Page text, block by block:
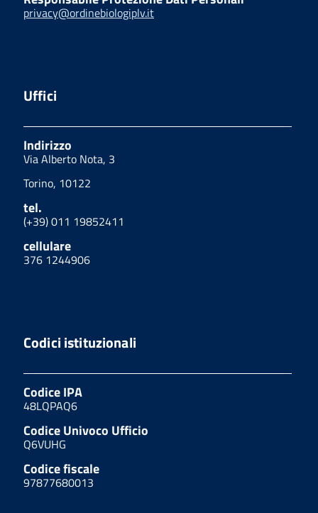
privacy@ordinebiologiplv.it
Uffici
Indirizzo
Via Alberto Nota, 3
Torino, 10122
tel.
(+39) 011 19852411
cellulare
376 1244906
Codici istituzionali
Codice IPA
48LQPAQ6
Codice Univoco Ufficio
Q6VUHG
Codice fiscale
97877680013